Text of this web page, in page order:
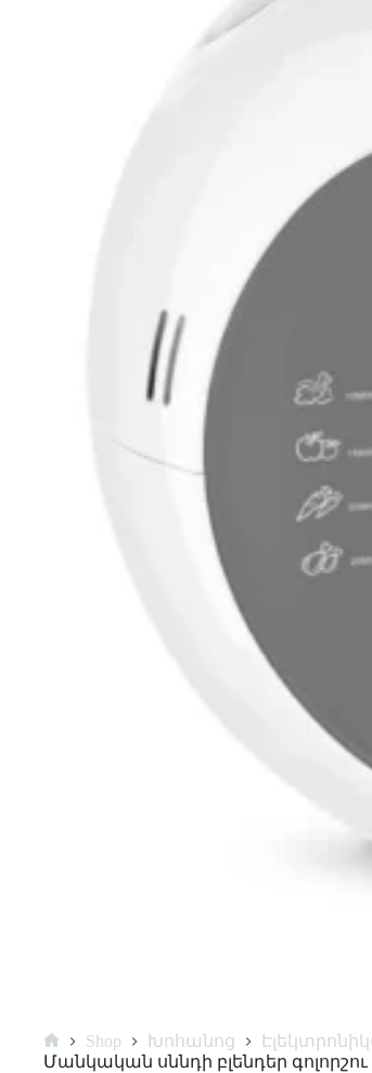
Shop Խոհանոց
Մանկական սննդի բլենդեր գոլորշու